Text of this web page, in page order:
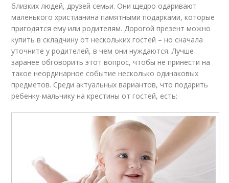
близких людей, друзей семьи. Они щедро одаривают
маленького христианина памятными подарками, которые
пригодятся ему или родителям. Дорогой презент можно
купить в складчину от нескольких гостей – но сначала
уточните у родителей, в чем они нуждаются. Лучше
заранее обговорить этот вопрос, чтобы не принести на
такое неординарное событие несколько одинаковых
предметов. Среди актуальных вариантов, что подарить
ребенку-мальчику на крестины от гостей, есть: